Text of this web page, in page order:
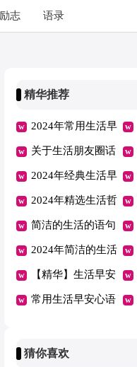
励志 语录
精华推荐
2024年常用生活早
安心语微信锦集30
条
关于生活朋友圈话
语40句精选
2024年经典生活早
安心语微信37句
2024年精选生活哲
理语句汇编59句
简洁的生活的语句
合集75条
2024年简洁的生活
的语句集锦90句
【精华】生活早安
心语集锦35句
常用生活早安心语
猜你喜欢